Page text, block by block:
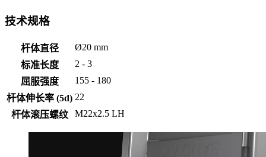
技术规格
杆体直径
Ø20 mm
标准长度
2 - 3
屈服强度
155 - 180
杆体伸长率 (5d) 22
杆体滚压螺纹
M22x2.5 LH